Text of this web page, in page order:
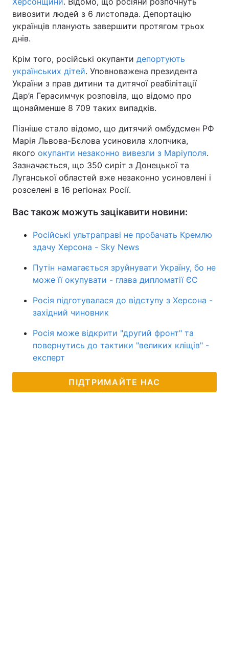
вивозити людей з 6 листопада. Депортацію
українців планують завершити протягом трьох
днів.
Крім того, російські окупанти депортують
українських дітей. Уповноважена президента
України з прав дитини та дитячої реабілітації
Дар’я Герасимчук розповіла, що відомо про
щонайменше 8 709 таких випадків.
Пізніше стало відомо, що дитячий омбудсмен РФ
Марія Львова-Бєлова усиновила хлопчика,
якого окупанти незаконно вивезли з Маріуполя.
Зазначається, що 350 сиріт з Донецької та
Луганської областей вже незаконно усиновлені і
розселені в 16 регіонах Росії.
Вас також можуть зацікавити новини:
Російські ультраправі не пробачать Кремлю
здачу Херсона - Sky News
Путін намагається зруйнувати Україну, бо не
може її окупувати - глава дипломатії ЄС
Росія підготувалася до відступу з Херсона -
західний чиновник
Росія може відкрити "другий фронт" та
повернутись до тактики "великих кліщів" -
експерт
ПІДТРИМАЙТЕ НАС